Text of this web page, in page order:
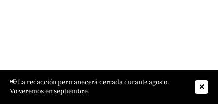
📢 La redacción permanecerá cerrada durante agosto.
Volveremos en septiembre.
✕